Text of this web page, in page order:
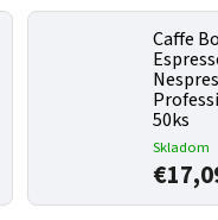
Caffe
50ks
Skladom